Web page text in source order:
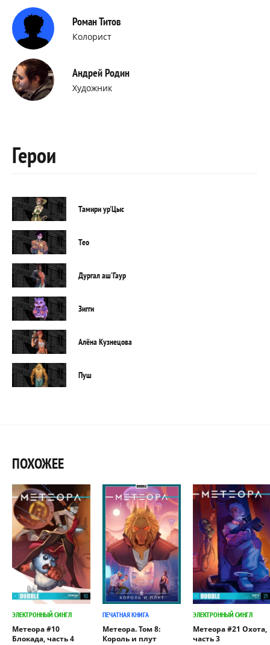
Роман Титов
Колорист
Андрей Родин
Художник
Герои
Тамири ур'Цыс
Тео
Дургал аш'Гаур
Зигги
Алёна Кузнецова
Пуш
ПОХОЖЕЕ
ЭЛЕКТРОННЫЙ СИНГЛ
Метеора #10
Блокада, часть 4
ПЕЧАТНАЯ КНИГА
Метеора. Том 8:
Король и плут
ЭЛЕКТРОННЫЙ СИНГЛ
Метеора #21 Охота,
часть 3